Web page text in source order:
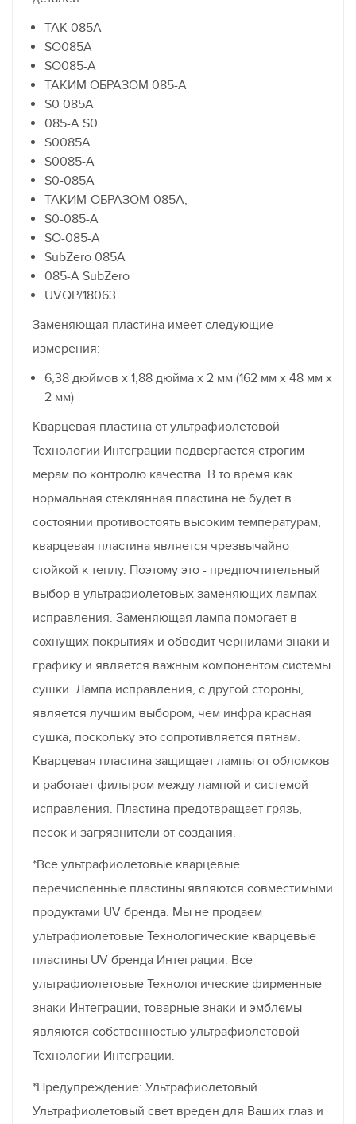
ТАК 085A
SO085A
SO085-A
ТАКИМ ОБРАЗОМ 085-A
S0 085A
085-A S0
S0085A
S0085-A
S0-085A
ТАКИМ-ОБРАЗОМ-085A,
S0-085-A
SO-085-A
SubZero 085A
085-A SubZero
UVQP/18063
Заменяющая пластина имеет следующие
измерения:
6,38 дюймов x 1,88 дюйма x 2 мм (162 мм x 48 мм x
2 мм)
Кварцевая пластина от ультрафиолетовой
Технологии Интеграции подвергается строгим
мерам по контролю качества. В то время как
нормальная стеклянная пластина не будет в
состоянии противостоять высоким температурам,
кварцевая пластина является чрезвычайно
стойкой к теплу. Поэтому это - предпочтительный
выбор в ультрафиолетовых заменяющих лампах
исправления. Заменяющая лампа помогает в
сохнущих покрытиях и обводит чернилами знаки и
графику и является важным компонентом системы
сушки. Лампа исправления, с другой стороны,
является лучшим выбором, чем инфра красная
сушка, поскольку это сопротивляется пятнам.
Кварцевая пластина защищает лампы от обломков
и работает фильтром между лампой и системой
исправления. Пластина предотвращает грязь,
песок и загрязнители от создания.
*Все ультрафиолетовые кварцевые
перечисленные пластины являются совместимыми
продуктами UV бренда. Мы не продаем
ультрафиолетовые Технологические кварцевые
пластины UV бренда Интеграции. Все
ультрафиолетовые Технологические фирменные
знаки Интеграции, товарные знаки и эмблемы
являются собственностью ультрафиолетовой
Технологии Интеграции.
*Предупреждение: Ультрафиолетовый
Ультрафиолетовый свет вреден для Ваших глаз и